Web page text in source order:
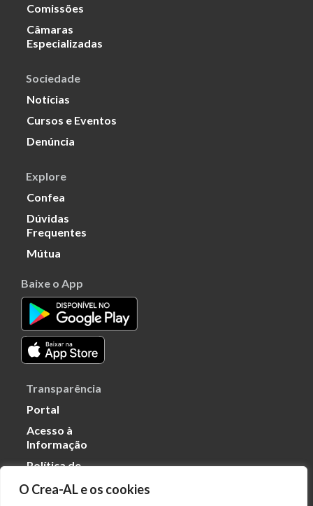
O Crea-AL e os cookies
Comissões
Câmaras
Especializadas
Sociedade
Notícias
Cursos e Eventos
Denúncia
Explore
Confea
Dúvidas
Frequentes
Mútua
Baixe o App
Transparência
Portal
Acesso à
Informação
Política de
Dados